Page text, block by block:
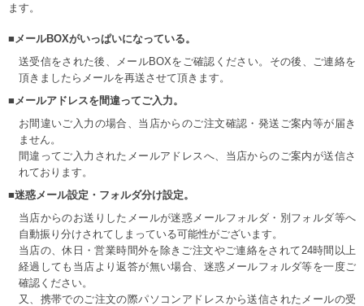
ます。
■メールBOXがいっぱいになっている。
送受信をされた後、メールBOXをご確認ください。その後、ご連絡を
頂きましたらメールを再送させて頂きます。
■メールアドレスを間違ってご入力。
お間違いご入力の場合、当店からのご注文確認・発送ご案内等が届き
ません。
間違ってご入力されたメールアドレスへ、当店からのご案内が送信さ
れております。
■迷惑メール設定・フォルダ分け設定。
当店からのお送りしたメールが迷惑メールフォルダ・別フォルダ等へ
自動振り分けされてしまっている可能性がございます。
当店の、休日・営業時間外を除きご注文やご連絡をされて24時間以上
経過しても当店より返答が無い場合、迷惑メールフォルダ等を一度ご
確認ください。
又、携帯でのご注文の際パソコンアドレスから送信されたメールの受